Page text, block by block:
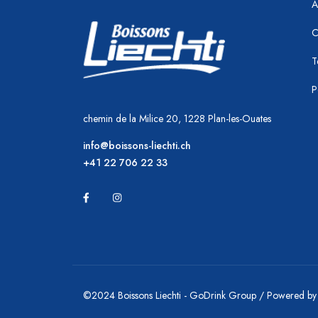
chemin de la Milice 20, 1228 Plan-les-Ouates
info@boissons-liechti.ch
+41 22 706 22 33
©2024 Boissons Liechti - GoDrink Group / Powered by